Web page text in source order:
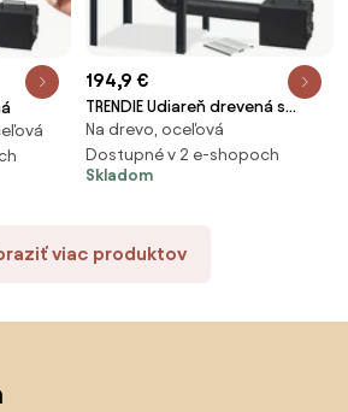
194,9 €
TRENDIE Udiareň drevená s
kovovou strechou
Na drevo, oceľová
Dostupné v 2 e-shopoch
Skladom
viac produktov